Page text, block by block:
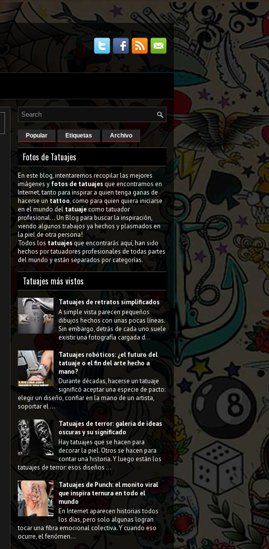
Popular Etiquetas Archivo
Fotos de Tatuajes
En este blog, intentaremos recopilar las mejores
imágenes y fotos de tatuajesque encontramos en
Internet, tanto para inspirar a quien tenga ganas de
hacerse un tattoo, como para quien quiera iniciarse
en el mundo del tatuajecomo tatuador
profesional... Un Blog para buscar la inspiración,
viendo algunos trabajos ya hechos y plasmados en
la piel de otra persona!
Todos los tatuajesque encontrarás aquí, han sido
hechos por tatuadores profesionales de todas partes
del mundo y están separados por categorías.
Tatuajes más vistos
Tatuajes de retratos simplificados
A simple vista parecen pequeños
dibujos hechos con unas pocas líneas.
Sin embargo, detrás de cada uno suele
existir una fotografía cargada d...
Tatuajes robóticos: ¿el futuro del
tatuaje o el fin del arte hecho a
mano?
Durante décadas, hacerse un tatuaje
significó aceptar una especie de pacto:
elegir un diseño, confiar en la mano de un artista,
soportar el ...
Tatuajes de terror: galería de ideas
oscuras y su significado
Hay tatuajes que se hacen para
decorar la piel. Otros se hacen para
contar una historia. Y luego están los
tatuajes de terror: esos diseños ...
Tatuajes de Punch: el monito viral
que inspira ternura en todo el
mundo
En Internet aparecen historias todos
los días, pero solo algunas logran
tocar una fibra emocional colectiva. Y cuando eso
ocurre, el fenómen...